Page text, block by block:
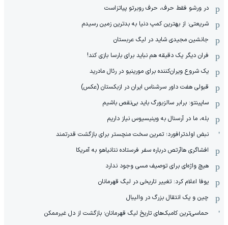
در ورشو فقط حرف، حرف روبرتو پیاتزاست
شریعتی: از بهترین کمپ‌ دنیا به بدترین زمین‌ رسیدم
جانشین مجیدی شاید در لیگ عربستان
فران دیگر یک دقیقه هم نباید برای بارسا بازی کند!
یک شروع ویران‌کننده برای مورینیو در رئال مادرید
قبولی هفت داور سرشناس ایران در ازبکستان (عکس)
ساپینتو: برابر سالزبورگ باید بی‌نقص باشیم
بله، ما در آرسنال به وینیسیوس نیاز داریم
نبض اولدترافورد؛ تمرین سخت منچستر برای بازگشت قدرتمند
افشاگری هاآرتص درباره سفر فرستاده نتانیاهو به آمریکا
هیچ واژه‌ای برای توصیف مسی وجود ندارد
یوفا اعلام کرد: تغییر تاریخی در لیگ قهرمانان
چین و یک انتقال بزرگ در والیبال
حماسی‌ترین کامبک‌های تاریخ لیگ قهرمانان؛ بازگشت از دل غیرممکن